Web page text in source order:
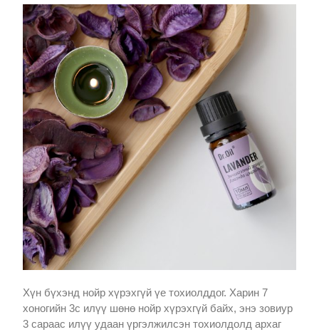
Хүн бүхэнд нойр хүрэхгүй үе тохиолддог. Харин 7
хоногийн 3с илүү шөнө нойр хүрэхгүй байх, энэ зовиур
3 сараас илүү удаан үргэлжилсэн тохиолдолд архаг